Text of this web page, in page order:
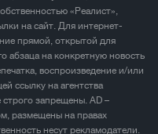
«Реалист»,
на сайт. Для интернет-
прямой, открытой для
абзаца на конкретную новость
воспроизведение и/или
ссылку на агентства
запрещены. AD –
размещены на правах
несут рекламодатели.